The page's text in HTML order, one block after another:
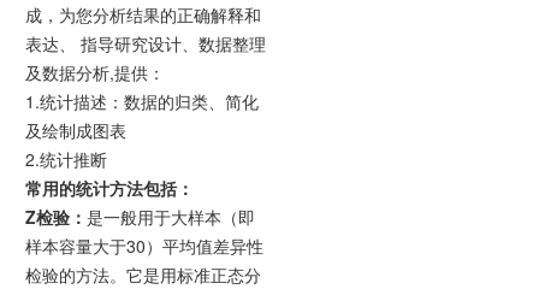
成，为您分析结果的正确解释和
表达、 指导研究设计、数据整理
及数据分析,提供：
1.统计描述：数据的归类、简化
及绘制成图表
2.统计推断
常用的统计方法包括：
Z检验： 是一般用于大样本（即
样本容量大于30）平均值差异性
检验的方法。它是用标准正态分